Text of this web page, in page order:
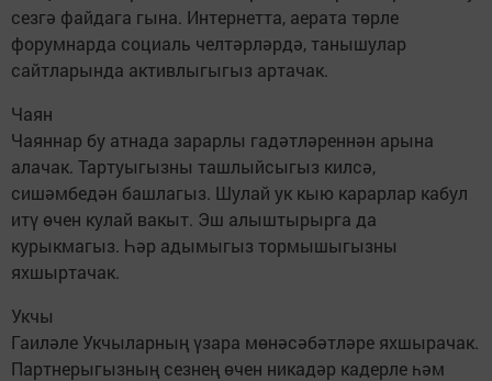
сезгә файдага гына. Интернетта, аерата төрле
форумнарда социаль челтәрләрдә, танышулар
сайтларында активлыгыгыз артачак.
Чаян
Чаяннар бу атнада зарарлы гадәтләреннән арына
алачак. Тартуыгызны ташлыйсыгыз килсә,
сишәмбедән башлагыз. Шулай ук кыю карарлар кабул
итү өчен кулай вакыт. Эш алыштырырга да
курыкмагыз. Һәр адымыгыз тормышыгызны
яхшыртачак.
Укчы
Гаиләле Укчыларның үзара мөнәсәбәтләре яхшырачак.
Партнерыгызның сезнең өчен никадәр кадерле һәм